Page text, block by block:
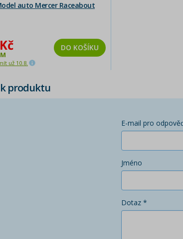
auto Mercer Raceabout
už 10.8.
DO KOŠÍKU
produktu
E-mail pro
Jméno
Dotaz *